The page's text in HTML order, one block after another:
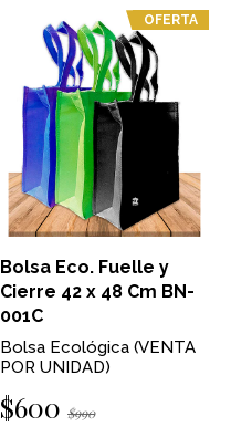
OFERTA
Bolsa Eco. Fuelle y
Cierre 42 x 48 Cm BN-
001C
Bolsa Ecológica (VENTA
POR UNIDAD)
$600 $990